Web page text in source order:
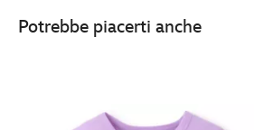
Potrebbe piacerti anche